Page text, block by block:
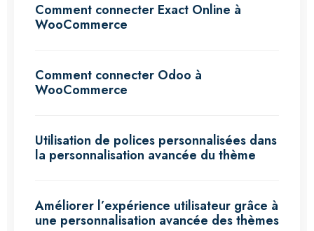
Comment connecter Exact Online à
WooCommerce
Comment connecter Odoo à
WooCommerce
Utilisation de polices personnalisées dans
la personnalisation avancée du thème
Améliorer l’expérience utilisateur grâce à
une personnalisation avancée des thèmes